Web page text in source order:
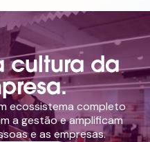
cultura da
ecossistema completo
a gestão e amplificam
e as empresas.